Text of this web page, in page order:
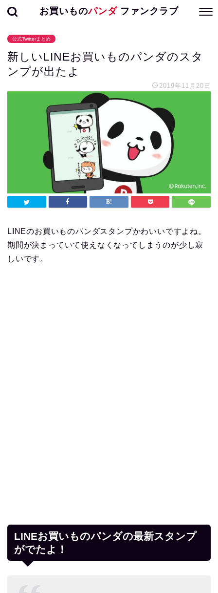
お買いものパンダ ファンクラブ
公式Twitterまとめ
新しいLINEお買いものパンダのスタ
ンプが出たよ
2019年11月20日
LINEのお買いものパンダスタンプかわいいですよね。
期間が決まっていて使えなくなってしまうのが少し寂
しいです。
LINEお買いものパンダの最新スタンプ
がでたよ！